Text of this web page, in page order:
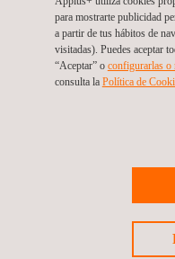
Servicios de
Termografía
Gestión de la
Pruebas de fugas
Ensayos por
Inspección con
para mostrarte publicidad
a partir de tus hábitos de
visitadas). Puedes aceptar
“Aceptar” o configurarlas o
consulta la Política de